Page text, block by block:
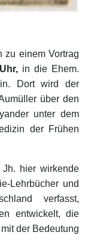
zu einem Vortrag
in die Ehem.
Dort wird der
über den
unter dem
der Frühen
hier wirkende
Lehrbücher und
verfasst,
entwickelt, die
der Bedeutung